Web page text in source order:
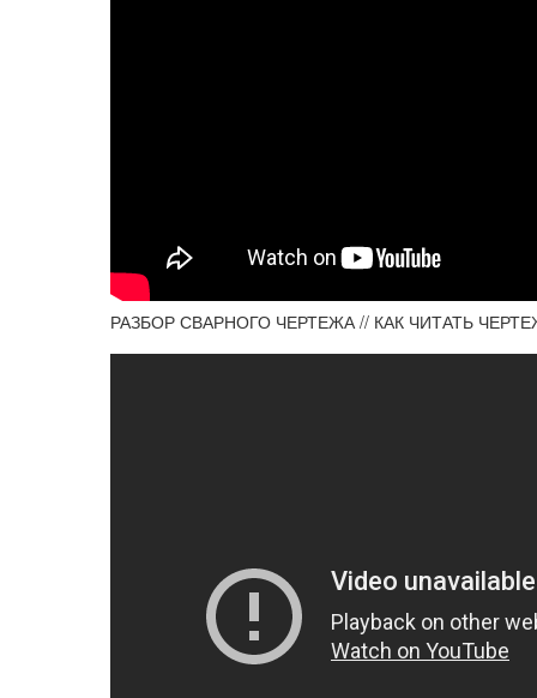
РАЗБОР СВАРНОГО ЧЕРТЕЖА // КАК ЧИТАТЬ